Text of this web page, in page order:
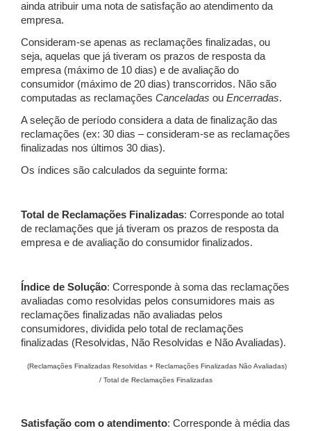
ainda atribuir uma nota de satisfação ao atendimento da
empresa.
Consideram-se apenas as reclamações finalizadas, ou
seja, aquelas que já tiveram os prazos de resposta da
empresa (máximo de 10 dias) e de avaliação do
consumidor (máximo de 20 dias) transcorridos. Não são
computadas as reclamações Canceladas ou Encerradas.
A seleção de período considera a data de finalização das
reclamações (ex: 30 dias – consideram-se as reclamações
finalizadas nos últimos 30 dias).
Os índices são calculados da seguinte forma:
Total de Reclamações Finalizadas: Corresponde ao total
de reclamações que já tiveram os prazos de resposta da
empresa e de avaliação do consumidor finalizados.
Índice de Solução: Corresponde à soma das reclamações
avaliadas como resolvidas pelos consumidores mais as
reclamações finalizadas não avaliadas pelos
consumidores, dividida pelo total de reclamações
finalizadas (Resolvidas, Não Resolvidas e Não Avaliadas).
(Reclamações Finalizadas Resolvidas + Reclamações Finalizadas Não Avaliadas)
/ Total de Reclamações Finalizadas
Satisfação com o atendimento: Corresponde à média das